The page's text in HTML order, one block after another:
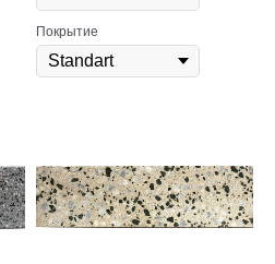
Покрытие